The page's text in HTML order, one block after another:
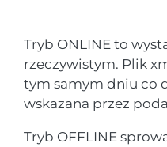
Tryb ONLINE to
rzeczywistym. Plik
tym samym dniu co
wskazana przez
Tryb OFFLINE